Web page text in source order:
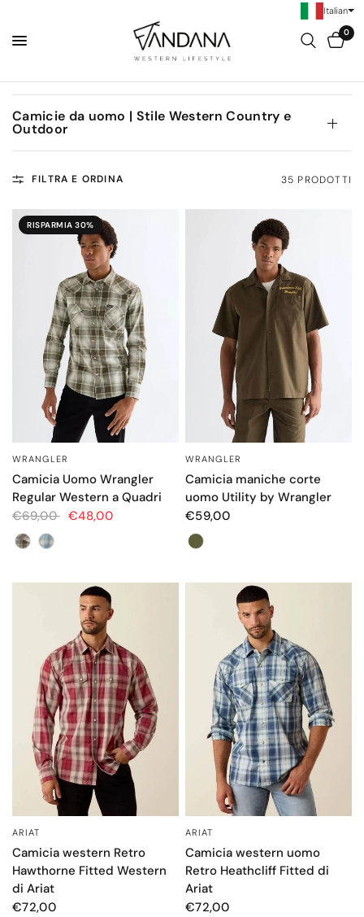
0
Camicie da uomo | Stile Western Country e
Outdoor
FILTRA E ORDINA 35 PRODOTTI
RISPARMIA 30%
OCCHIATA VELOCE
WRANGLER
Camicia Uomo Wrangler
Regular Western a Quadri
€69,00 €48,00
Color
OCCHIATA VELOCE
WRANGLER
Camicia maniche corte
uomo Utility by Wrangler
€59,00
Color
ARIAT
Camicia western Retro
Hawthorne Fitted Western
di Ariat
€72,00
ARIAT
Camicia western uomo
Retro Heathcliff Fitted di
Ariat
€72,00
Italian